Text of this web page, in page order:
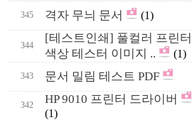
345 격자 무늬 문서 (1)
344
[테스트인쇄] 풀컬러 프린터
색상 테스터 이미지 ..
(1)
343 문서 밀림 테스트 PDF
342 HP 9010 프린터 드라이버
(1)